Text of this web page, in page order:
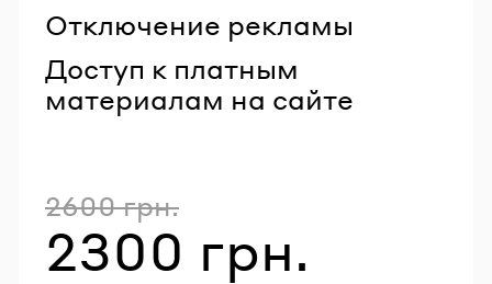
Отключение рекламы
Доступ к платным
материалам на сайте
Полная стоимость
2600 грн.
Стоимость со скидкой
2300 грн.